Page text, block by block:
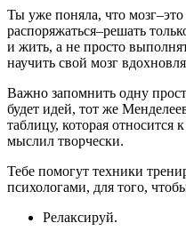
Ты уже поняла, что мозг­­–это
распоряжаться–решать
и жить, а не просто
научить свой мозг
Важно запомнить одну
будет идей, тот же
таблицу, которая относится
мыслил творчески.
Тебе помогут техники
психологами, для того,
Релаксируй.